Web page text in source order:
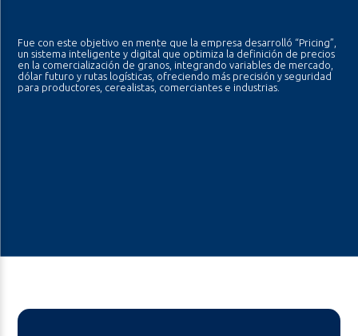
Fue con este objetivo en mente que la empresa desarrolló “Pricing”,
un sistema inteligente y digital que optimiza la definición de precios
en la comercialización de granos, integrando variables de mercado,
dólar futuro y rutas logísticas, ofreciendo más precisión y seguridad
para productores, cerealistas, comerciantes e industrias.